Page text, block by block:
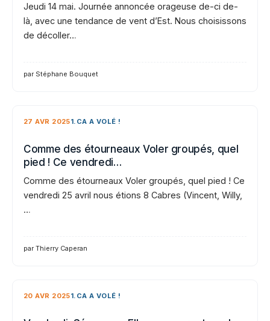
Jeudi 14 mai. Journée annoncée orageuse de-ci de-
là, avec une tendance de vent d’Est. Nous choisissons
de décoller…
par Stéphane Bouquet
27 AVR 20251.CA A VOLÉ !
Comme des étourneaux Voler groupés, quel
pied ! Ce vendredi…
Comme des étourneaux Voler groupés, quel pied ! Ce
vendredi 25 avril nous étions 8 Cabres (Vincent, Willy,
…
par Thierry Caperan
20 AVR 20251.CA A VOLÉ !